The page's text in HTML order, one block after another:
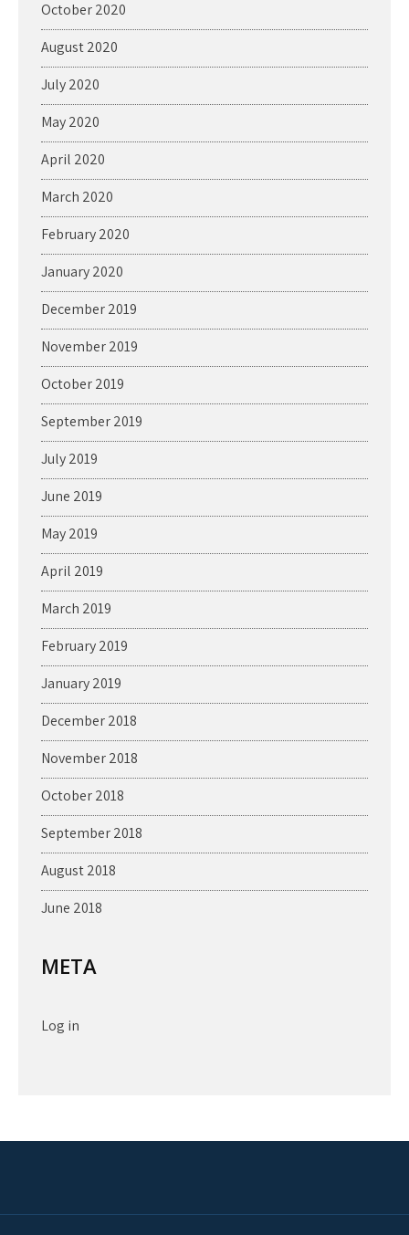
October 2020
August 2020
July 2020
May 2020
April 2020
March 2020
February 2020
January 2020
December 2019
November 2019
October 2019
September 2019
July 2019
June 2019
May 2019
April 2019
March 2019
February 2019
January 2019
December 2018
November 2018
October 2018
September 2018
August 2018
June 2018
META
Log in